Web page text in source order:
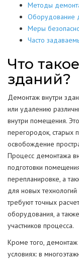
Методы
Оборудование
Меры
Часто
Что
зданий?
Демонтаж внутри
или удалению
внутри помещения.
перегородок, старых
освобождение
Процесс демонтажа
подготовки
перепланировке, а
для новых
требуют точных
оборудования, а
участников процесса.
Кроме того, демонтаж
условиях: в